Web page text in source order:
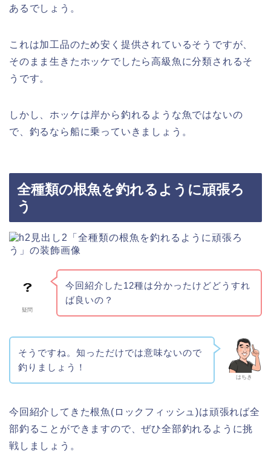
あるでしょう。
これは加工品のため安く提供されているそうですが、
そのまま生きたホッケでしたら高級魚に分類されるそ
うです。
しかし、ホッケは岸から釣れるような魚ではないの
で、釣るなら船に乗っていきましょう。
全種類の根魚を釣れるように頑張ろ
う
疑問
今回紹介した12種は分かったけどどうすれ
ば良いの？
はちき
そうですね。知っただけでは意味ないので
釣りましょう！
今回紹介してきた根魚(ロックフィッシュ)は頑張れば全
部釣ることができますので、ぜひ全部釣れるように挑
戦しましょう。